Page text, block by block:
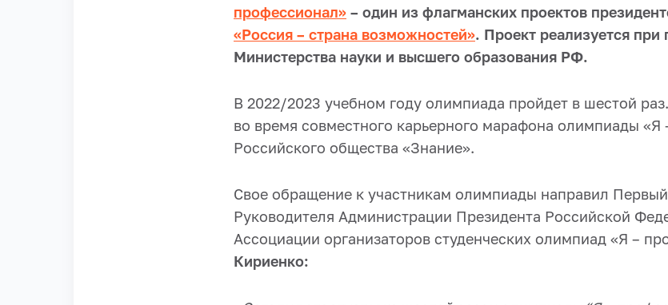
профессионал» – один из флагманских проектов
«Россия – страна возможностей». Проект реализуется
Министерства науки и высшего образования РФ.
В 2022/2023 учебном году олимпиада пройдет в шестой
во время совместного карьерного марафона олимпиады «Я
Российского общества «Знание».
Свое обращение к участникам олимпиады направил Первый
Руководителя Администрации Президента Российской
Ассоциации организаторов студенческих олимпиад «Я –
Кириенко: